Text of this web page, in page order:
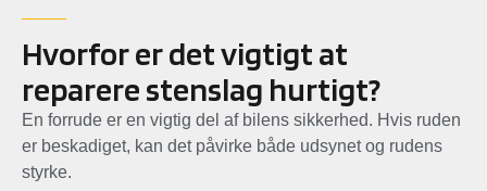
Hvorfor er det vigtigt at
reparere stenslag hurtigt?
En forrude er en vigtig del af bilens sikkerhed. Hvis ruden
er beskadiget, kan det påvirke både udsynet og rudens
styrke.